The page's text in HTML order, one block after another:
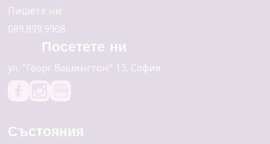
Пишете ни
089.899.9908
Посетете ни
yл. "Георг Вашингтон" 13, София
Състояния